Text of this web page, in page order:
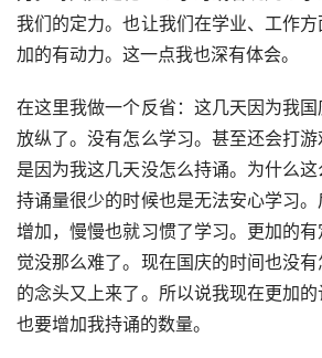
我们的定力。也让我们在学业、工作
加的有动力。这一点我也深有体会。
在这里我做一个反省：这几天因为我
放纵了。没有怎么学习。甚至还会打
是因为我这几天没怎么持诵。为什么
持诵量很少的时候也是无法安心学习
增加，慢慢也就习惯了学习。更加的
觉没那么难了。现在国庆的时间也没
的念头又上来了。所以说我现在更加的
也要增加我持诵的数量。